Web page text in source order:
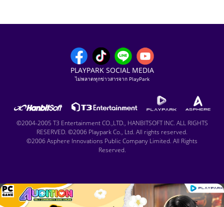
PLAYPARK SOCIAL MEDIA
ไม่พลาดทุกข่าวสารจาก PlayPark
©2004-2005 T3 Entertainment CO.,LTD., HANBITSOFT INC. ALL RIGHTS
RESERVED. ©2006 Playpark Co., Ltd. All rights reserved.
©2006 Asphere Innovations Public Company Limited. All Rights
Reserved.